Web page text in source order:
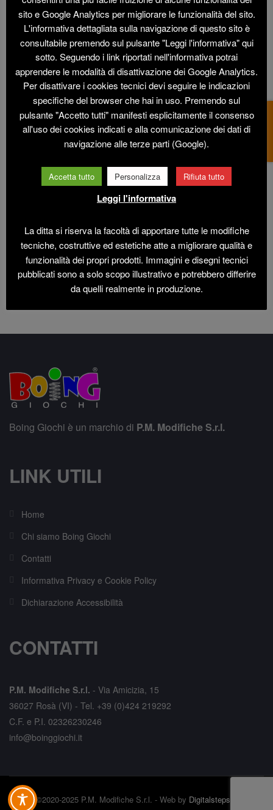
ALTRI ARTICOLI
Boing Giochi è un marchio di P.M. Modifiche S.r.l.
LINK UTILI
Home
Chi siamo Boing Giochi
Contatti
Informativa Privacy e Cookie Policy
Dichiarazione Accessibilità
CONTATTI
P.M. Modifiche S.r.l. - Via Amicizia, 15
36027 Rosà (VI) - Tel. +39 (0)424 219292
C.F. e P.I. 02326230246
info@boinggiochi.it
©2020-2025 P.M. Modifiche S.r.l. - Web by Digitalsteps.it
sito e Google Analytics per migliorare le funzionalità del sito.
L'informativa dettagliata sulla navigazione di questo sito è
consultabile premendo sul pulsante "Leggi l'informativa" qui
sotto. Seguendo i link riportati nell'informativa potrai
apprendere le modalità di disattivazione dei Google Analytics.
Per disattivare i cookies tecnici devi seguire le indicazioni
specifiche del browser che hai in uso. Premendo sul
pulsante "Accetto tutti" manifesti esplicitamente il consenso
all'uso dei cookies indicati e alla comunicazione dei dati di
navigazione alle terze parti (Google).
Accetta tutto Personalizza Rifiuta tutto
Leggi l'informativa
La ditta si riserva la facoltà di apportare tutte le modifiche
tecniche, costruttive ed estetiche atte a migliorare qualità e
funzionalità dei propri prodotti. Immagini e disegni tecnici
pubblicati sono a solo scopo illustrativo e potrebbero differire
da quelli realmente in produzione.